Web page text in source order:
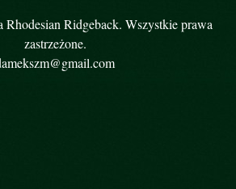
Ridgeback. Wszystkie prawa
zastrzeżone.